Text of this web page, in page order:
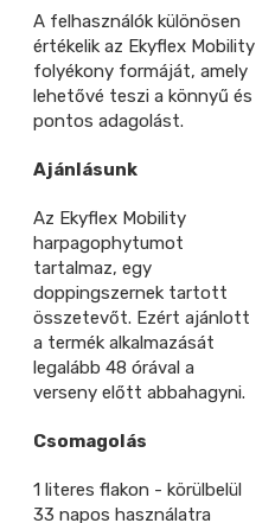
A felhasználók különösen
értékelik az Ekyflex Mobility
folyékony formáját, amely
lehetővé teszi a könnyű és
pontos adagolást.
Ajánlásunk
Az Ekyflex Mobility
harpagophytumot
tartalmaz, egy
doppingszernek tartott
összetevőt. Ezért ajánlott
a termék alkalmazását
legalább 48 órával a
verseny előtt abbahagyni.
Csomagolás
1 literes flakon - körülbelül
33 napos használatra